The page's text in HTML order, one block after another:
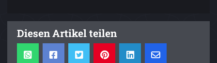
Diesen Artikel teilen